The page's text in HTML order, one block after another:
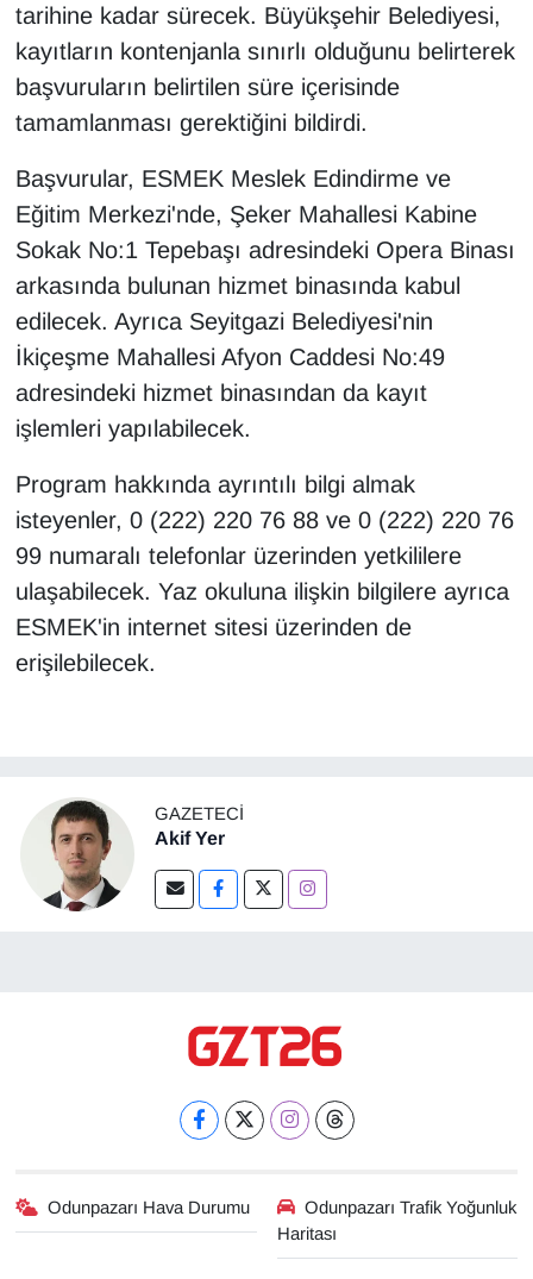
tarihine kadar sürecek. Büyükşehir Belediyesi,
kayıtların kontenjanla sınırlı olduğunu belirterek
başvuruların belirtilen süre içerisinde
tamamlanması gerektiğini bildirdi.
Başvurular, ESMEK Meslek Edindirme ve
Eğitim Merkezi'nde, Şeker Mahallesi Kabine
Sokak No:1 Tepebaşı adresindeki Opera Binası
arkasında bulunan hizmet binasında kabul
edilecek. Ayrıca Seyitgazi Belediyesi'nin
İkiçeşme Mahallesi Afyon Caddesi No:49
adresindeki hizmet binasından da kayıt
işlemleri yapılabilecek.
Program hakkında ayrıntılı bilgi almak
isteyenler, 0 (222) 220 76 88 ve 0 (222) 220 76
99 numaralı telefonlar üzerinden yetkililere
ulaşabilecek. Yaz okuluna ilişkin bilgilere ayrıca
ESMEK'in internet sitesi üzerinden de
erişilebilecek.
GAZETECI
Akif Yer
Odunpazarı Hava Durumu
Odunpazarı Trafik Yoğunluk
Haritası